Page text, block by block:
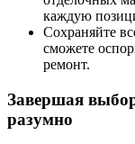
каждую
Сохраняйте
сможете
ремонт.
Завершая
разумно